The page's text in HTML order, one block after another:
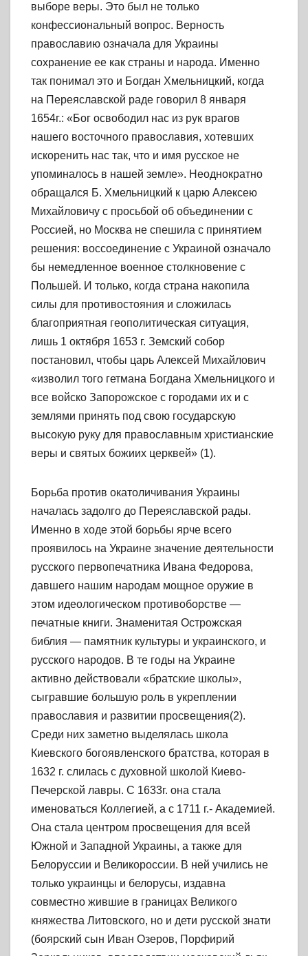
выборе веры. Это был не только
конфессиональный вопрос. Верность
православию означала для Украины
сохранение ее как страны и народа. Именно
так понимал это и Богдан Хмельницкий, когда
на Переяславской раде говорил 8 января
1654г.: «Бог освободил нас из рук врагов
нашего восточного православия, хотевших
искоренить нас так, что и имя русское не
упоминалось в нашей земле». Неоднократно
обращался Б. Хмельницкий к царю Алексею
Михайловичу с просьбой об объединении с
Россией, но Москва не спешила с принятием
решения: воссоединение с Украиной означало
бы немедленное военное столкновение с
Польшей. И только, когда страна накопила
силы для противостояния и сложилась
благоприятная геополитическая ситуация,
лишь 1 октября 1653 г. Земский собор
постановил, чтобы царь Алексей Михайлович
«изволил того гетмана Богдана Хмельницкого и
все войско Запорожское с городами их и с
землями принять под свою государскую
высокую руку для православным христианские
веры и святых божиих церквей» (1).
Борьба против окатоличивания Украины
началась задолго до Переяславской рады.
Именно в ходе этой борьбы ярче всего
проявилось на Украине значение деятельности
русского первопечатника Ивана Федорова,
давшего нашим народам мощное оружие в
этом идеологическом противоборстве —
печатные книги. Знаменитая Острожская
библия — памятник культуры и украинского, и
русского народов. В те годы на Украине
активно действовали «братские школы»,
сыгравшие большую роль в укреплении
православия и развитии просвещения(2).
Среди них заметно выделялась школа
Киевского богоявленского братства, которая в
1632 г. слилась с духовной школой Киево-
Печерской лавры. С 1633г. она стала
именоваться Коллегией, а с 1711 г.- Академией.
Она стала центром просвещения для всей
Южной и Западной Украины, а также для
Белоруссии и Великороссии. В ней учились не
только украинцы и белорусы, издавна
совместно жившие в границах Великого
княжества Литовского, но и дети русской знати
(боярский сын Иван Озеров, Порфирий